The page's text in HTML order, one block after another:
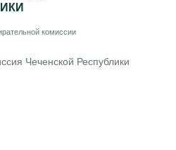
комиссии
Чеченской Республики